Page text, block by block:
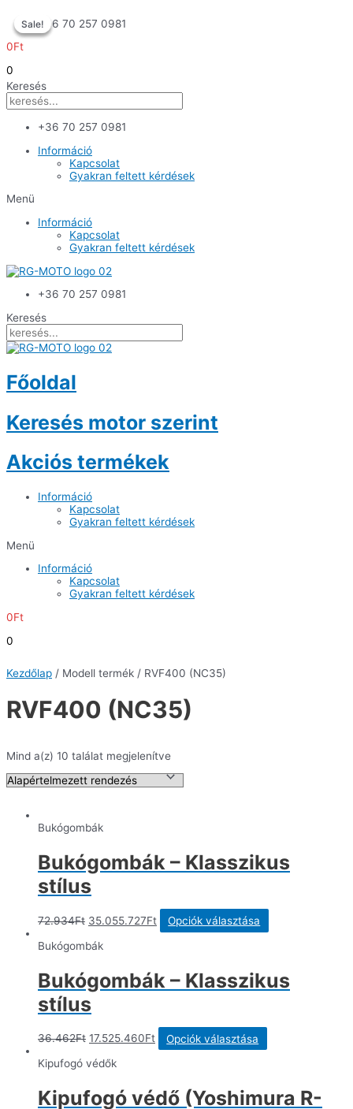
to
content
+36 70 257 0981
0Ft
0
Keresés
+36 70 257 0981
Információ
Kapcsolat
Gyakran feltett kérdések
Menü
Információ
Kapcsolat
Gyakran feltett kérdések
+36 70 257 0981
Keresés
Főoldal
Keresés motor szerint
Akciós termékek
Információ
Kapcsolat
Gyakran feltett kérdések
Menü
Információ
Kapcsolat
Gyakran feltett kérdések
0Ft
0
Kezdőlap / Modell termék / RVF400 (NC35)
RVF400 (NC35)
Mind a(z) 10 találat megjelenítve
Sale!
Bukógombák
Bukógombák – Klasszikus
stílus
72.934Ft Original
was:
35.055.727FtCurrent
price
Opciók választása
a
van.
Sale!
Bukógombák
Bukógombák – Klasszikus
stílus
36.462Ft Original
was:
17.525.460FtCurrent
price
Opciók választása
a
variációja
van.
Kipufogó védők
Kipufogó védő (Yoshimura R-
Sale!